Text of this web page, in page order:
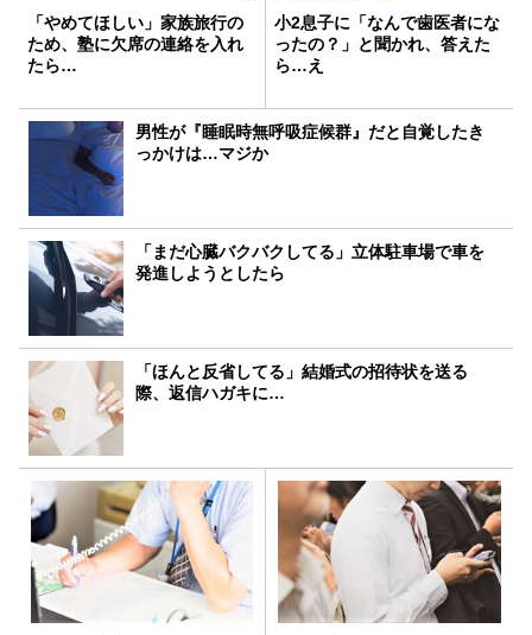
「やめてほしい」家族旅行の
ため、塾に欠席の連絡を入れ
たら…
小2息子に「なんで歯医者にな
ったの？」と聞かれ、答えた
ら…え
男性が『睡眠時無呼吸症候群』だと自覚したき
っかけは…マジか
「まだ心臓バクバクしてる」立体駐車場で車を
発進しようとしたら
「ほんと反省してる」結婚式の招待状を送る
際、返信ハガキに…